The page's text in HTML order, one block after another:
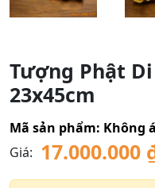
Tượng Phật
23x45cm
Mã sản phẩm: Không
Giá: 17.000.000